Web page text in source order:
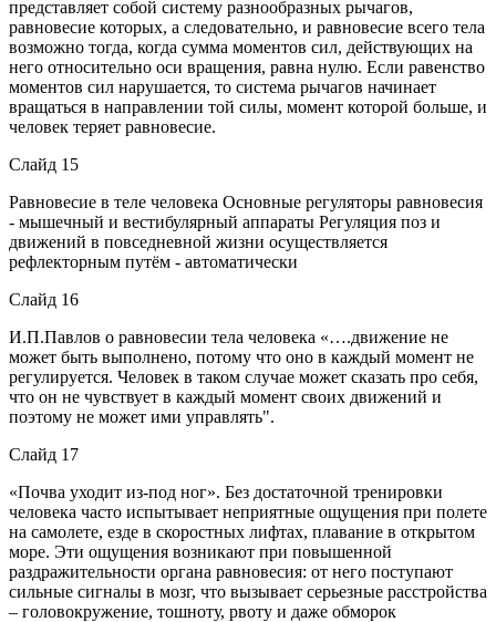
представляет собой систему разнообразных рычагов,
равновесие которых, а следовательно, и равновесие всего тела
возможно тогда, когда сумма моментов сил, действующих на
него относительно оси вращения, равна нулю. Если равенство
моментов сил нарушается, то система рычагов начинает
вращаться в направлении той силы, момент которой больше, и
человек теряет равновесие.
Слайд 15
Равновесие в теле человека Основные регуляторы равновесия
- мышечный и вестибулярный аппараты Регуляция поз и
движений в повседневной жизни осуществляется
рефлекторным путём - автоматически
Слайд 16
И.П.Павлов о равновесии тела человека «….движение не
может быть выполнено, потому что оно в каждый момент не
регулируется. Человек в таком случае может сказать про себя,
что он не чувствует в каждый момент своих движений и
поэтому не может ими управлять".
Слайд 17
«Почва уходит из-под ног». Без достаточной тренировки
человека часто испытывает неприятные ощущения при полете
на самолете, езде в скоростных лифтах, плавание в открытом
море. Эти ощущения возникают при повышенной
раздражительности органа равновесия: от него поступают
сильные сигналы в мозг, что вызывает серьезные расстройства
– головокружение, тошноту, рвоту и даже обморок